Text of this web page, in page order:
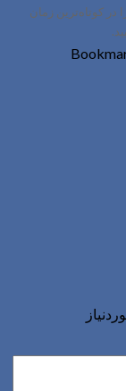
در کوتاه‌ترین زمان